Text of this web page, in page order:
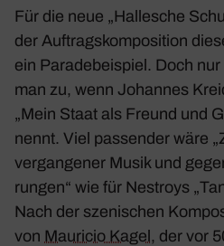
Für die neue „Halle­sche
der Auftrags­kom­po­si­tion
ein Para­de­bei­spiel. Doch
man zu, wenn Johannes
„Mein Staat als Freund und
nennt. Viel passender wäre
vergan­gener Musik und
rungen“ wie für Nestroys
Nach der szeni­schen
von Mauricio Kagel , der vor